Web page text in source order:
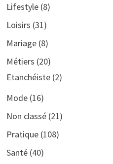
Lifestyle(8)
Loisirs (31)
Mariage(8)
Métiers (20)
Etanchéiste(2)
Mode(16)
Non classé(21)
Pratique(108)
Santé(40)